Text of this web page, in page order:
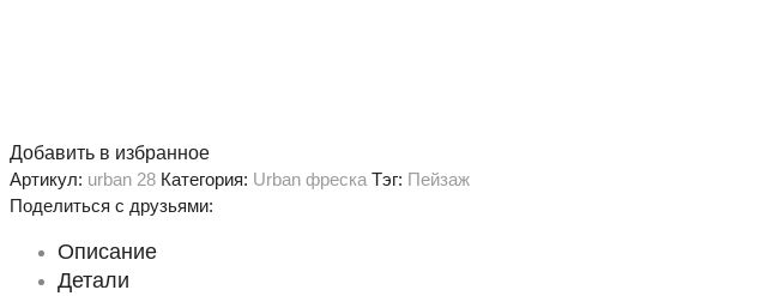
Добавить в избранное
Артикул: urban 28 Категория: Urban фреска Тэг: Пейзаж
Поделиться с друзьями:
Описание
Детали